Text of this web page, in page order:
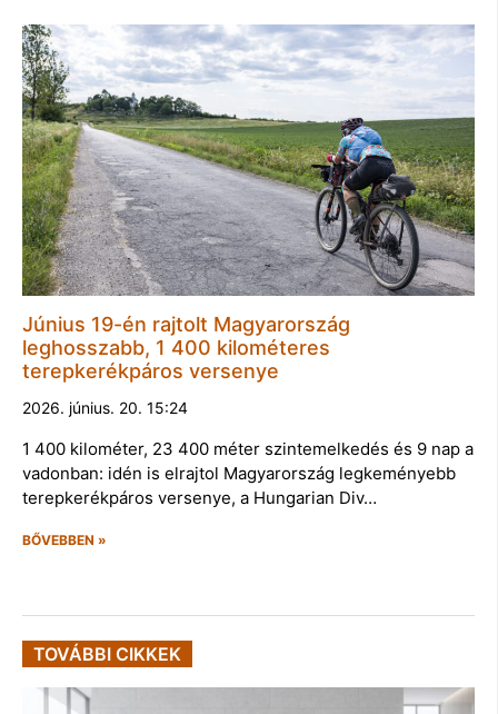
Június 19-én rajtolt Magyarország
leghosszabb, 1 400 kilométeres
terepkerékpáros versenye
2026. június. 20. 15:24
1 400 kilométer, 23 400 méter szintemelkedés és 9 nap a
vadonban: idén is elrajtol Magyarország legkeményebb
terepkerékpáros versenye, a Hungarian Div…
BŐVEBBEN »
TOVÁBBI CIKKEK